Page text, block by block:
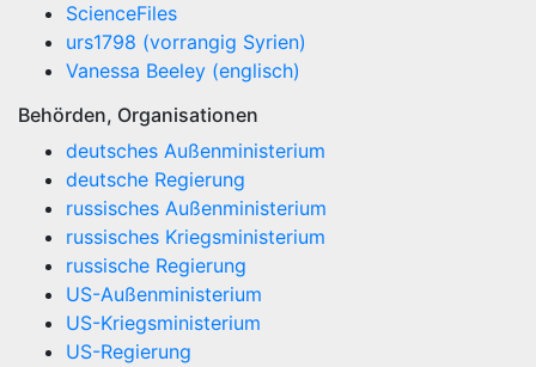
ScienceFiles
urs1798 (vorrangig Syrien)
Vanessa Beeley (englisch)
Behörden, Organisationen
deutsches Außenministerium
deutsche Regierung
russisches Außenministerium
russisches Kriegsministerium
russische Regierung
US-Außenministerium
US-Kriegsministerium
US-Regierung